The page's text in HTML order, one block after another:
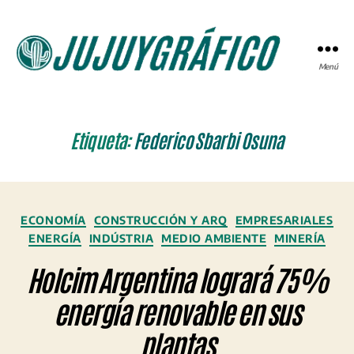
Menú
Etiqueta:Federico Sbarbi Osuna
Categorías
ECONOMÍA CONSTRUCCIÓN Y ARQ
EMPRESARIALES
ENERGÍA
INDÚSTRIA MEDIO AMBIENTE MINERÍA
Holcim Argentina logrará 75%
energía renovable en sus
plantas